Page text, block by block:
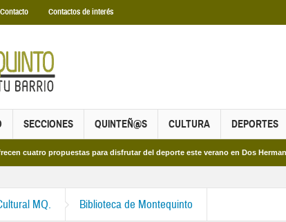
Contacto Contactos de interés
SECCIONES QUINTEÑ@S CULTURA DEPORTES
propuestas para disfrutar del deporte este verano en Dos Hermanas
MQ. Biblioteca de Montequinto